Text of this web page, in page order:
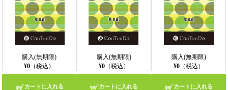
購入(無期限)
¥0 （税込）
カートに入れる
購入(無期限)
¥0（税込）
カートに入れる
購入(無期限)
¥0（税込）
カートに入れる